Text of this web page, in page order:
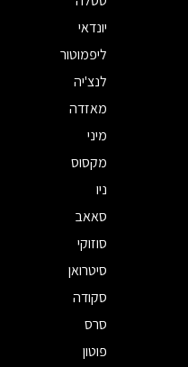
יונדאי
ליפמוטור
לנצ'יה
מאזדה
מיני
מקסוס
ניו
סאאב
סוזוקי
סיטרואן
סקודה
סרס
פוטון